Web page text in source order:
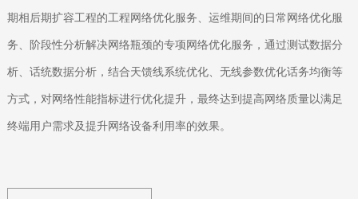
期相后期扩容工程的工程网络优化服务、运维期间的日常网络优化服
务、阶段性分析解决网络瓶颈的专项网络优化服务，通过测试数据分
析、话统数据分析，结合天馈线系统优化、无线参数优化话务均衡等
方式，对网络性能指标进行优化提升，最终达到提高网络质量以满足
终端用户需求及提升网络设备利用率的效果。